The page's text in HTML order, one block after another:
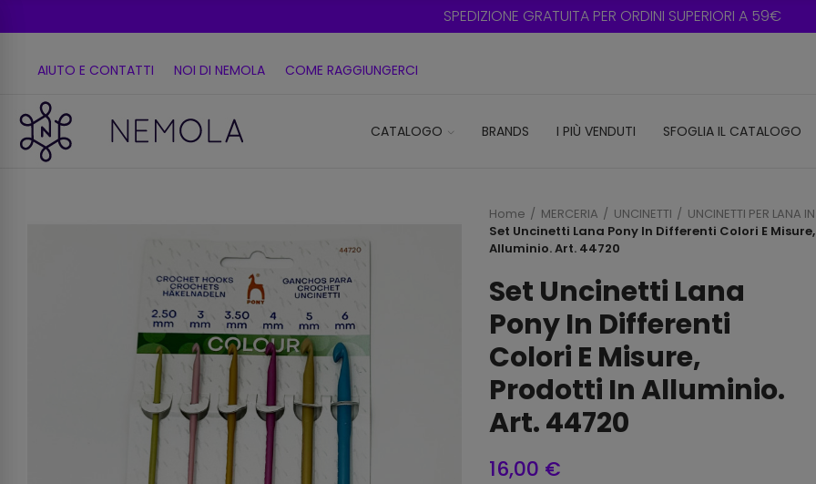
SPEDIZIONE GRATUITA PER ORDINI SUPERIORI A 59€
AIUTO E CONTATTI NOI DI NEMOLA COME RAGGIUNGERCI
CATALOGO BRANDS I PIÙ VENDUTI SFOGLIA IL CATALOGO
Home MERCERIA UNCINETTI
UNCINETTI PER LANA
Set Uncinetti Lana Pony In Differenti Colori E
Alluminio. Art. 44720
Set Uncinetti Lana
Pony In Differenti
Colori E Misure,
Prodotti In Alluminio.
Art. 44720
16,00 €